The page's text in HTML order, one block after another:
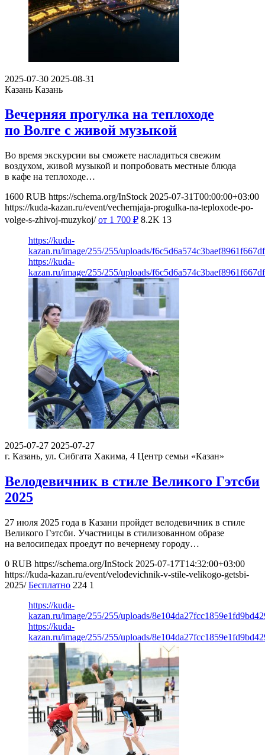
2025-07-30 2025-08-31
Казань Казань
Вечерняя прогулка на теплоходе
по Волге с живой музыкой
Во время экскурсии вы сможете насладиться свежим
воздухом, живой музыкой и попробовать местные блюда
в кафе на теплоходе…
1600 RUB https://schema.org/InStock 2025-07-31T00:00:00+03:00
https://kuda-kazan.ru/event/vechernjaja-progulka-na-teploxode-po-
volge-s-zhivoj-muzykoj/ от 1 700 ₽ 8.2K 13
https://kuda-
kazan.ru/image/255/255/uploads/
https://kuda-
kazan.ru/image/255/255/uploads/
2025-07-27 2025-07-27
г. Казань, ул. Сибгата Хакима, 4 Центр семьи «Казан»
Велодевичник в стиле Великого Гэтсби
2025
27 июля 2025 года в Казани пройдет велодевичник в стиле
Великого Гэтсби. Участницы в стилизованном образе
на велосипедах проедут по вечернему городу…
0 RUB https://schema.org/InStock 2025-07-17T14:32:00+03:00
https://kuda-kazan.ru/event/velodevichnik-v-stile-velikogo-getsbi-
2025/ Бесплатно 224 1
https://kuda-
kazan.ru/image/255/255/uploads/
https://kuda-
kazan.ru/image/255/255/uploads/